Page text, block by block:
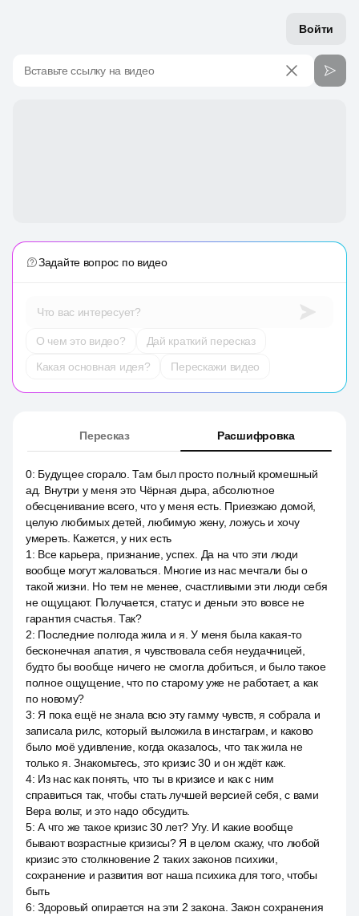
Войти
Вставьте ссылку на видео
Задайте вопрос по видео
Что вас интересует?
О чем это видео?
Дай краткий пересказ
Какая основная идея?
Перескажи видео
Пересказ Расшифровка
0: Будущее сгорало. Там был просто полный кромешный
ад. Внутри у меня это Чёрная дыра, абсолютное
обесценивание всего, что у меня есть. Приезжаю домой,
целую любимых детей, любимую жену, ложусь и хочу
умереть. Кажется, у них есть
1 : Все карьера, признание, успех. Да на что эти люди
вообще могут жаловаться. Многие из нас мечтали бы о
такой жизни. Но тем не менее, счастливыми эти люди себя
не ощущают. Получается, статус и деньги это вовсе не
гарантия счастья. Так?
2: Последние полгода жила и я. У меня была какая-то
бесконечная апатия, я чувствовала себя неудачницей,
будто бы вообще ничего не смогла добиться, и было такое
полное ощущение, что по старому уже не работает, а как
по новому?
3: Я пока ещё не знала всю эту гамму чувств, я собрала и
записала рилс, который выложила в инстаграм, и каково
было моё удивление, когда оказалось, что так жила не
только я. Знакомьтесь, это кризис 30 и он ждёт каж.
4: Из нас как понять, что ты в кризисе и как с ним
справиться так, чтобы стать лучшей версией себя, с вами
Вера вольт, и это надо обсудить.
5:А что же такое кризис 30 лет? Угу. И какие вообще
бывают возрастные кризисы? Я в целом скажу, что любой
кризис это столкновение 2 таких законов психики,
сохранение и развития вот наша психика для того, чтобы
быть
6:Здоровый опирается на эти 2 закона. Закон сохранения